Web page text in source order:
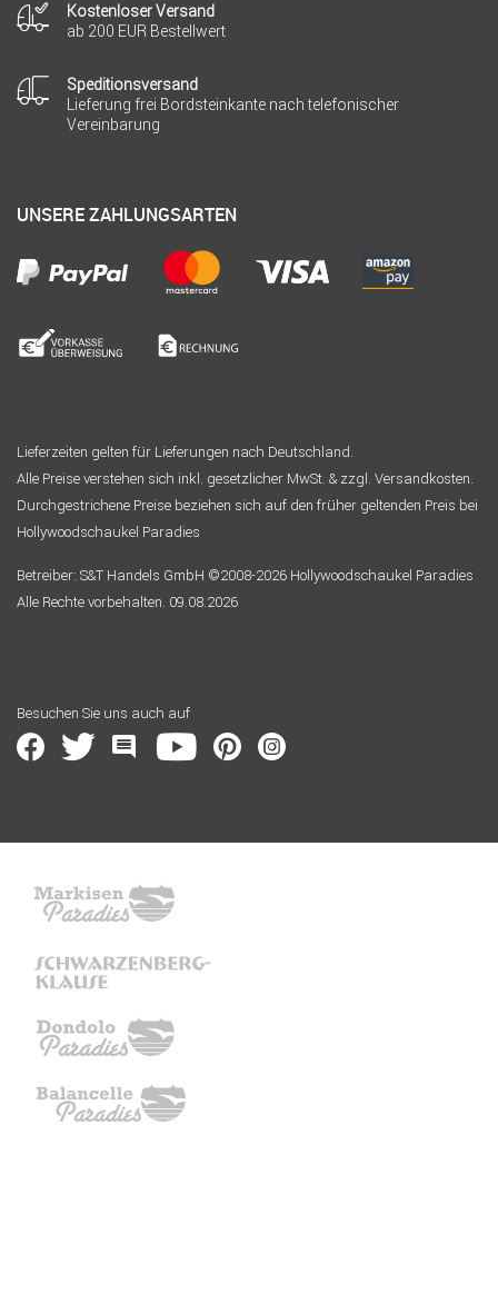
Kostenloser Versand
ab 200 EUR Bestellwert
Speditionsversand
Lieferung frei Bordsteinkante nach telefonischer
Vereinbarung
UNSERE ZAHLUNGSARTEN
Lieferzeiten gelten für Lieferungen nach Deutschland.
Alle Preise verstehen sich inkl. gesetzlicher MwSt. & zzgl. Versandkosten.
Durchgestrichene Preise beziehen sich auf den früher geltenden Preis bei
Hollywoodschaukel Paradies
Betreiber: S&T Handels GmbH ©2008-2026 Hollywoodschaukel Paradies
Alle Rechte vorbehalten. 09.08.2026
Besuchen Sie uns auch auf